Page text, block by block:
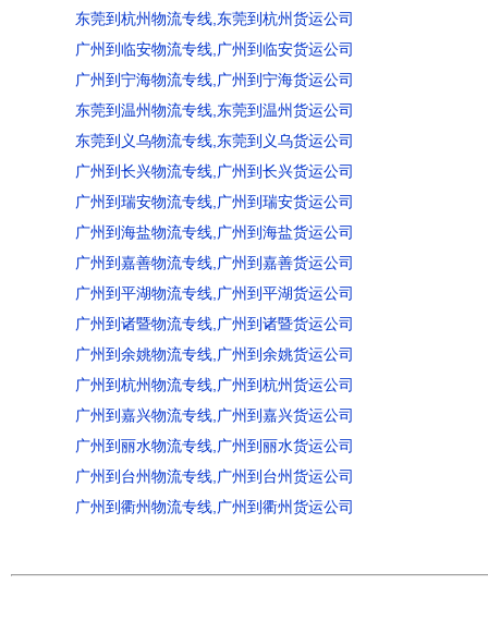
东莞到杭州物流专线,东莞到杭州货运公司
广州到临安物流专线,广州到临安货运公司
广州到宁海物流专线,广州到宁海货运公司
东莞到温州物流专线,东莞到温州货运公司
东莞到义乌物流专线,东莞到义乌货运公司
广州到长兴物流专线,广州到长兴货运公司
广州到瑞安物流专线,广州到瑞安货运公司
广州到海盐物流专线,广州到海盐货运公司
广州到嘉善物流专线,广州到嘉善货运公司
广州到平湖物流专线,广州到平湖货运公司
广州到诸暨物流专线,广州到诸暨货运公司
广州到余姚物流专线,广州到余姚货运公司
广州到杭州物流专线,广州到杭州货运公司
广州到嘉兴物流专线,广州到嘉兴货运公司
广州到丽水物流专线,广州到丽水货运公司
广州到台州物流专线,广州到台州货运公司
广州到衢州物流专线,广州到衢州货运公司